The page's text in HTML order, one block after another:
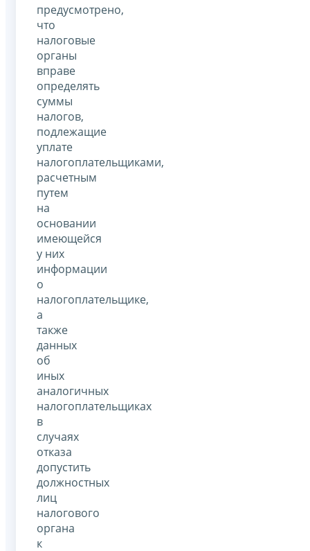
предусмотрено,
что
налоговые
органы
вправе
определять
суммы
налогов,
подлежащие
уплате
налогоплательщиками,
расчетным
путем
на
основании
имеющейся
у них
информации
о
налогоплательщике,
а
также
данных
об
иных
аналогичных
налогоплательщиках
в
случаях
отказа
допустить
должностных
лиц
налогового
органа
к